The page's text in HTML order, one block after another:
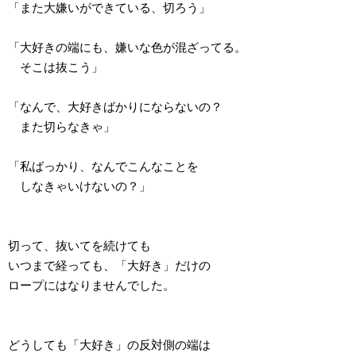
「また大嫌いができている、切ろう」
「大好きの端にも、嫌いな色が混ざってる。
そこは抜こう」
「なんで、大好きばかりにならないの？
また切らなきゃ」
「私ばっかり、なんでこんなことを
しなきゃいけないの？」
切って、抜いてを続けても
いつまで経っても、「大好き」だけの
ロープにはなりませんでした。
どうしても「大好き」の反対側の端は